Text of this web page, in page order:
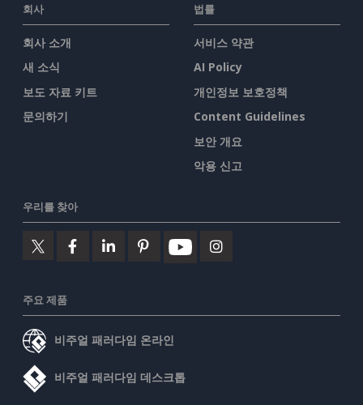
회사
회사 소개
새 소식
보도 자료 키트
문의하기
법률
서비스 약관
AI Policy
개인정보 보호정책
Content Guidelines
보안 개요
악용 신고
우리를 찾아
주요 제품
비주얼 패러다임 온라인
비주얼 패러다임 데스크톱